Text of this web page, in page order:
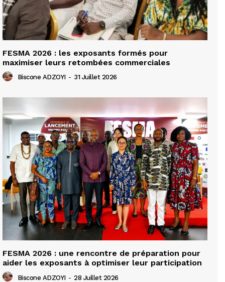
FESMA 2026 : les exposants formés pour
maximiser leurs retombées commerciales
Biscone ADZOYI - 31 Juillet 2026
FESMA 2026 : une rencontre de préparation pour
aider les exposants à optimiser leur participation
Biscone ADZOYI - 28 Juillet 2026